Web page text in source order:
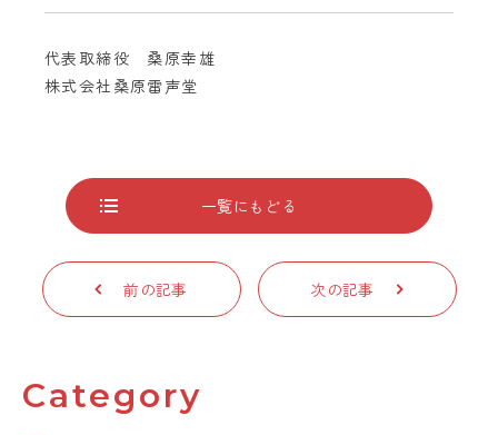
代表取締役 桑原幸雄
株式会社桑原雷声堂
一覧にもどる
前の記事 次の記事
Category